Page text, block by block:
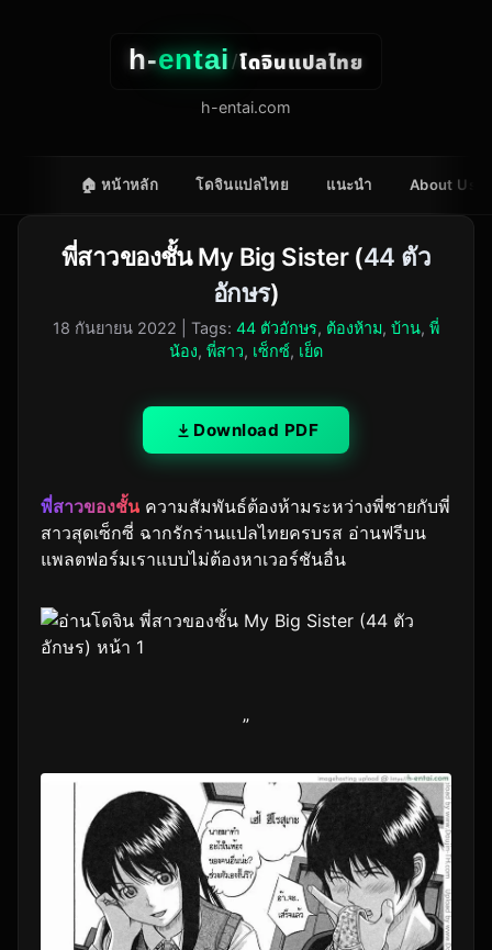
h-entai/โดจินแปลไทย
h-entai.com
🏠 หน้าหลัก โดจินแปลไทย แนะนำ About Us
พี่สาวของชั้น My Big Sister (44 ตัว
อักษร)
18 กันยายน 2022 | Tags: 44 ตัวอักษร, ต้องห้าม, บ้าน, พี่
น้อง, พี่สาว, เซ็กซ์, เย็ด
Download PDF
พี่สาวของชั้น ความสัมพันธ์ต้องห้ามระหว่างพี่ชายกับพี่
สาวสุดเซ็กซี่ ฉากรักร่านแปลไทยครบรส อ่านฟรีบน
แพลตฟอร์มเราแบบไม่ต้องหาเวอร์ชันอื่น
”